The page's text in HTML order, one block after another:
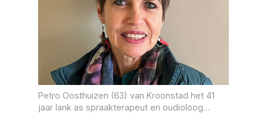
Petro Oosthuizen (63) van Kroonstad het 41
jaar lank as spraakterapeut en oudioloog